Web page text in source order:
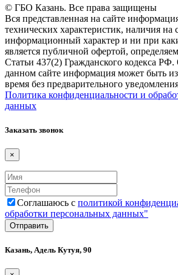
© ГБО Казань. Все права защищены
Вся представленная на сайте
технических характеристик, наличия на
информационный характер и ни при
является публичной офертой,
Статьи 437(2) Гражданского кодекса
данном сайте информация может быть
время без предварительного
Политика конфиденциальности и
данных
Заказать звонок
×
Соглашаюсь с политикой
обработки персональных данных"
Казань, Адель Кутуя, 90